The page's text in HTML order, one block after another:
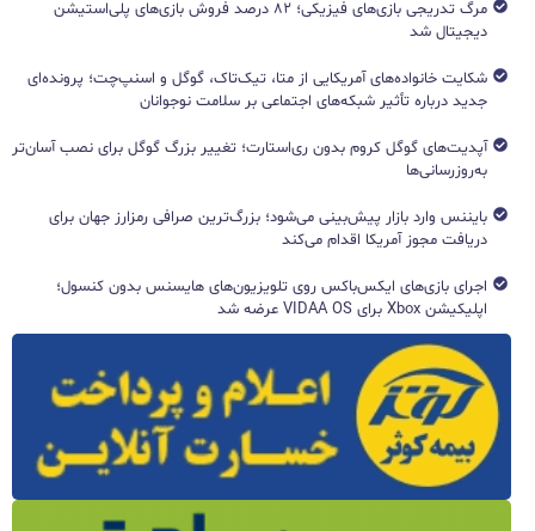
مرگ تدریجی بازی‌های فیزیکی؛ ۸۲ درصد فروش بازی‌های پلی‌استیشن
دیجیتال شد
شکایت خانواده‌های آمریکایی از متا، تیک‌تاک، گوگل و اسنپ‌چت؛ پرونده‌ای
جدید درباره تأثیر شبکه‌های اجتماعی بر سلامت نوجوانان
آپدیت‌های گوگل کروم بدون ری‌استارت؛ تغییر بزرگ گوگل برای نصب آسان‌تر
به‌روزرسانی‌ها
بایننس وارد بازار پیش‌بینی می‌شود؛ بزرگ‌ترین صرافی رمزارز جهان برای
دریافت مجوز آمریکا اقدام می‌کند
اجرای بازی‌های ایکس‌باکس روی تلویزیون‌های هایسنس بدون کنسول؛
اپلیکیشن Xbox برای VIDAA OS عرضه شد